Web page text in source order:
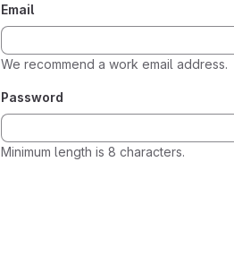
Email
We recommend a work email address.
Password
Minimum length is 8 characters.